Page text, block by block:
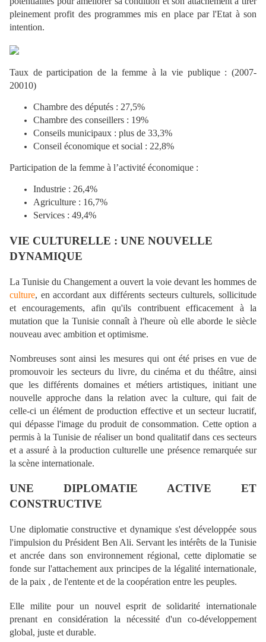
pleinement profit des programmes mis en place par l'Etat à son
intention.
Taux de participation de la femme à la vie publique : (2007-
20010)
Chambre des députés : 27,5%
Chambre des conseillers : 19%
Conseils municipaux : plus de 33,3%
Conseil économique et social : 22,8%
Participation de la femme à l’activité économique :
Industrie : 26,4%
Agriculture : 16,7%
Services : 49,4%
VIE CULTURELLE : UNE NOUVELLE
DYNAMIQUE
La Tunisie du Changement a ouvert la voie devant les hommes de
culture, en accordant aux différents secteurs culturels, sollicitude
et encouragements, afin qu'ils contribuent efficacement à la
mutation que la Tunisie connaît à l'heure où elle aborde le siècle
nouveau avec ambition et optimisme.
Nombreuses sont ainsi les mesures qui ont été prises en vue de
promouvoir les secteurs du livre, du cinéma et du théâtre, ainsi
que les différents domaines et métiers artistiques, initiant une
nouvelle approche dans la relation avec la culture, qui fait de
celle-ci un élément de production effective et un secteur lucratif,
qui dépasse l'image du produit de consommation. Cette option a
permis à la Tunisie de réaliser un bond qualitatif dans ces secteurs
et a assuré à la production culturelle une présence remarquée sur
la scène internationale.
UNE DIPLOMATIE ACTIVE ET
CONSTRUCTIVE
Une diplomatie constructive et dynamique s'est développée sous
l'impulsion du Président Ben Ali. Servant les intérêts de la Tunisie
et ancrée dans son environnement régional, cette diplomatie se
fonde sur l'attachement aux principes de la légalité internationale,
de la paix , de l'entente et de la coopération entre les peuples.
Elle milite pour un nouvel esprit de solidarité internationale
prenant en considération la nécessité d'un co-développement
global, juste et durable.